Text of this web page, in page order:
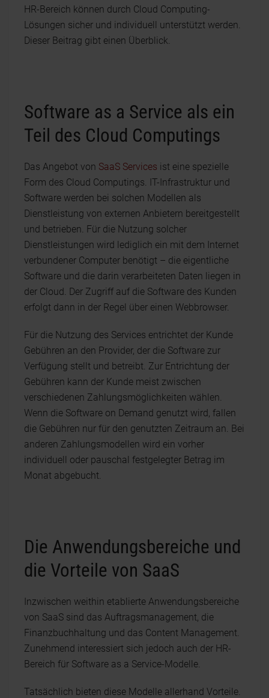
HR-Bereich können durch Cloud Computing-
Lösungen sicher und individuell unterstützt werden.
Dieser Beitrag gibt einen Überblick.
Software as a Service als ein
Teil des Cloud Computings
Das Angebot von SaaS Services ist eine spezielle
Form des Cloud Computings. IT-Infrastruktur und
Software werden bei solchen Modellen als
Dienstleistung von externen Anbietern bereitgestellt
und betrieben. Für die Nutzung solcher
Dienstleistungen wird lediglich ein mit dem Internet
verbundener Computer benötigt – die eigentliche
Software und die darin verarbeiteten Daten liegen in
der Cloud. Der Zugriff auf die Software des Kunden
erfolgt dann in der Regel über einen Webbrowser.
Für die Nutzung des Services entrichtet der Kunde
Gebühren an den Provider, der die Software zur
Verfügung stellt und betreibt. Zur Entrichtung der
Gebühren kann der Kunde meist zwischen
verschiedenen Zahlungsmöglichkeiten wählen.
Wenn die Software on Demand genutzt wird, fallen
die Gebühren nur für den genutzten Zeitraum an. Bei
anderen Zahlungsmodellen wird ein vorher
individuell oder pauschal festgelegter Betrag im
Monat abgebucht.
Die Anwendungsbereiche und
die Vorteile von SaaS
Inzwischen weithin etablierte Anwendungsbereiche
von SaaS sind das Auftragsmanagement, die
Finanzbuchhaltung und das Content Management.
Zunehmend interessiert sich jedoch auch der HR-
Bereich für Software as a Service-Modelle.
Tatsächlich bieten diese Modelle allerhand Vorteile.